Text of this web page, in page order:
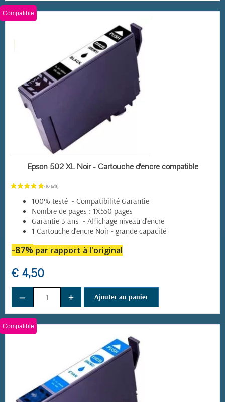
EN STOCK
Compatible
Epson 502 XL Noir - Cartouche d'encre compatible
100% testé - Compatibilité Garantie
Nombre de pages : 1X550 pages
Garantie 3 ans - Affichage niveau d'encre
1 Cartouche d'encre Noir - grande capacité
-87% par rapport à l'original
€ 4,50
− + Ajouter au panier
Compatible